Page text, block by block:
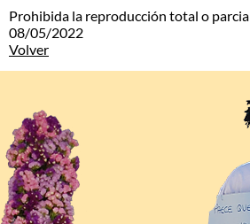
Prohibida la reproducción total o
08/05/2022
Volver